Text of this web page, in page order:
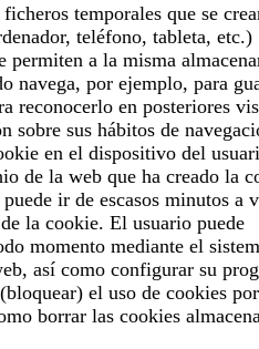
temporales que se
teléfono, tableta, etc.)
permiten a la misma
navega, por ejemplo, para
reconocerlo en posteriores
sobre sus hábitos de
en el dispositivo del
de la web que ha creado la
ir de escasos minutos a
la cookie. El usuario puede
momento mediante el
así como configurar su
el uso de cookies
borrar las cookies